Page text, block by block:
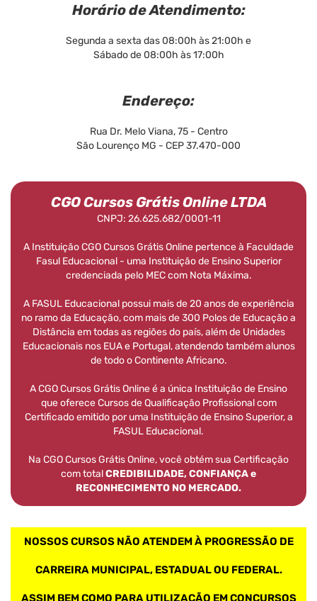
Horário de Atendimento:
Segunda a sexta das 08:00h às 21:00h e
Sábado de 08:00h às 17:00h
Endereço:
Rua Dr. Melo Viana, 75 - Centro
São Lourenço MG - CEP 37.470-000
CGO Cursos Grátis Online LTDA
CNPJ: 26.625.682/0001-11
A Instituição CGO Cursos Grátis Online pertence à Faculdade
Fasul Educacional - uma Instituição de Ensino Superior
credenciada pelo MEC com Nota Máxima.
A FASUL Educacional possui mais de 20 anos de experiência
no ramo da Educação, com mais de 300 Polos de Educação a
Distância em todas as regiões do país, além de Unidades
Educacionais nos EUA e Portugal, atendendo também alunos
de todo o Continente Africano.
A CGO Cursos Grátis Online é a única Instituição de Ensino
que oferece Cursos de Qualificação Profissional com
Certificado emitido por uma Instituição de Ensino Superior, a
FASUL Educacional.
Na CGO Cursos Grátis Online, você obtém sua Certificação
com totalCREDIBILIDADE, CONFIANÇA e
RECONHECIMENTO NO MERCADO.
NOSSOS CURSOS NÃO ATENDEM À PROGRESSÃO DE
CARREIRA MUNICIPAL, ESTADUAL OU FEDERAL.
ASSIM BEM COMO PARA UTILIZAÇÃO EM CONCURSOS